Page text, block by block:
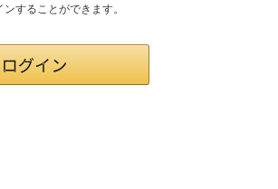
することができます。